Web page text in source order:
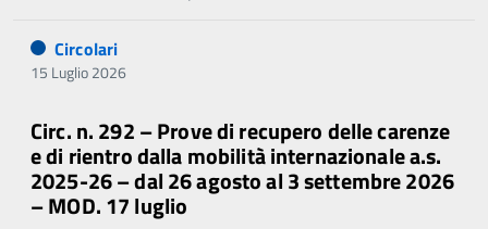
Circolari
15 Luglio 2026
Circ. n. 292 – Prove di recupero delle carenze
e di rientro dalla mobilità internazionale a.s.
2025-26 – dal 26 agosto al 3 settembre 2026
– MOD. 17 luglio